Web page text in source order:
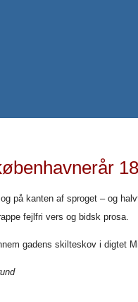
på kanten af sproget – og
fejlfri vers og bidsk prosa.
gadens skilteskov i digtet